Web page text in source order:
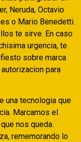
Neruda, Octavio
o Mario Benedetti.
te sirve. En caso
urgencia, te
sobre marca
para
una tecnologia que
Marcamos el
nos queda.
rememorando lo